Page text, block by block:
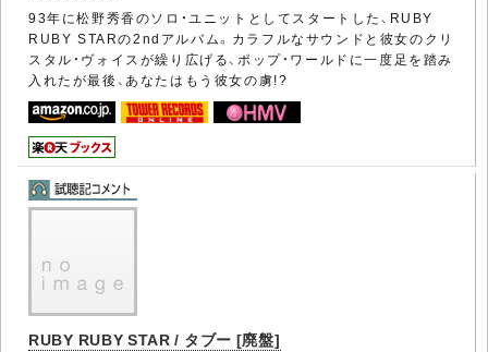
93年に松野秀香のソロ・ユニットとしてスタートした、RUBY
RUBY STARの2ndアルバム。カラフルなサウンドと彼女のクリ
スタル・ヴォイスが繰り広げる、ポップ・ワールドに一度足を踏み
入れたが最後、あなたはもう彼女の虜!?
RUBY RUBY STAR / タブー [廃盤]